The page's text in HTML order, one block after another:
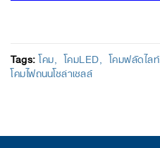
Tags:โคม โคมLED โคมฟลัดไลท์
โคมไฟถนนโซล่าเซลล์